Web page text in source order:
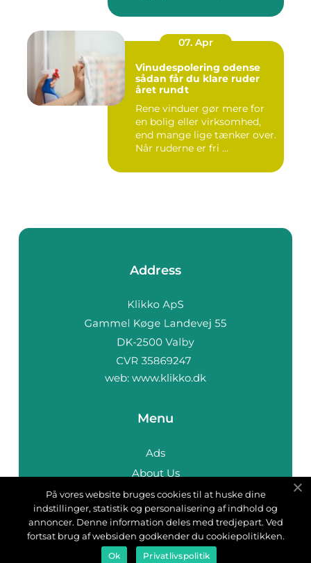
07. Apr
Vinudespolering odense
sådan får du klare ruder
året rundt
Rene vinduer gør mere for
en bolig eller virksomhed,
end mange lige tænker over.
Når ruderne er fri ...
Address
web: www.klikko.dk
Menu
Ads
About Us
Cookies
Contact
Sitemap
På vores website bruges cookies til at huske dine
indstillinger, statistik og personalisering af indhold og
annoncer. Denne information deles med tredjepart. Ved
fortsat brug af websiden godkender du cookiepolitikken.
Ok Privatlivspolitik